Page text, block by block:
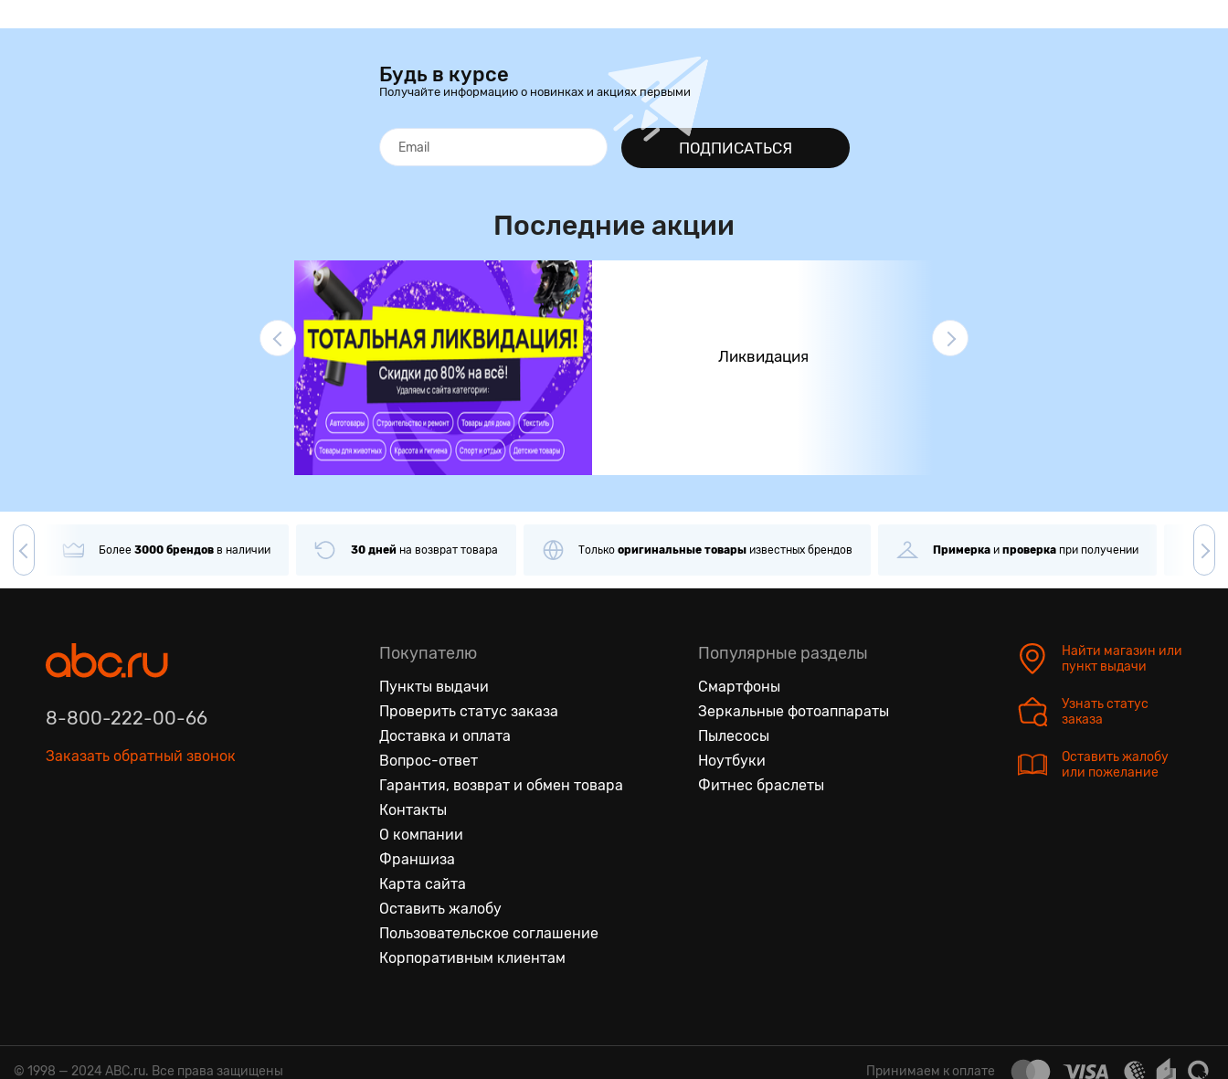
Будь в курсе
Получайте информацию о новинках и акциях первыми
ПОДПИСАТЬСЯ
Последние акции
Ликвидация
Более 3000 брендов в наличии 30 дней на возврат товара Только оригинальные товары известных брендов Примерка и проверка при получении
8-800-222-00-66
Заказать обратный звонок
Покупателю
Пункты выдачи
Проверить статус заказа
Доставка и оплата
Вопрос-ответ
Гарантия, возврат и обмен товара
Контакты
О компании
Франшиза
Карта сайта
Оставить жалобу
Пользовательское соглашение
Корпоративным клиентам
Популярные разделы
Смартфоны
Зеркальные фотоаппараты
Пылесосы
Ноутбуки
Фитнес браслеты
Найти магазин или
пункт выдачи
Узнать статус
заказа
Оставить жалобу
или пожелание
© 1998 — 2024 ABC.ru. Все права защищены Принимаем к оплате